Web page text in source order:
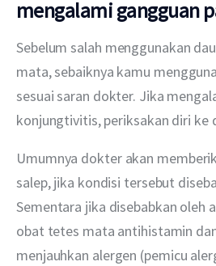
mengalami gangguan
Sebelum salah menggunakan
mata, sebaiknya kamu
sesuai saran dokter. Jika
konjungtivitis, periksakan diri ke
Umumnya dokter akan
salep, jika kondisi tersebut
Sementara jika disebabkan oleh
obat tetes mata antihistamin
menjauhkan alergen (pemicu